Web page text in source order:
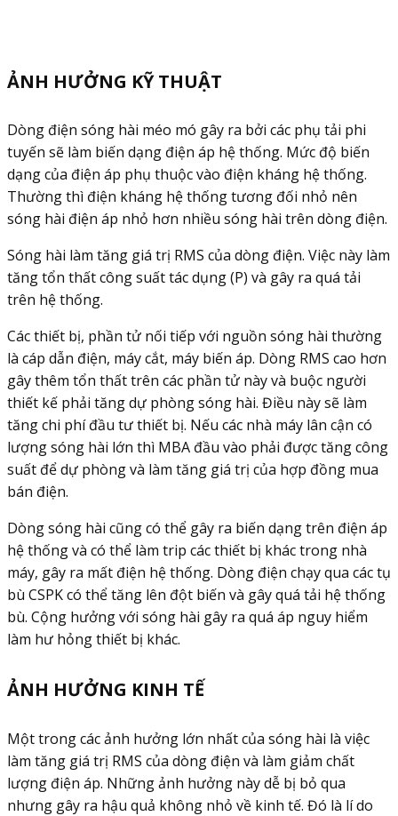
ẢNH HƯỞNG KỸ THUẬT
Dòng điện sóng hài méo mó gây ra bởi các phụ tải phi
tuyến sẽ làm biến dạng điện áp hệ thống. Mức độ biến
dạng của điện áp phụ thuộc vào điện kháng hệ thống.
Thường thì điện kháng hệ thống tương đối nhỏ nên
sóng hài điện áp nhỏ hơn nhiều sóng hài trên dòng điện.
Sóng hài làm tăng giá trị RMS của dòng điện. Việc này làm
tăng tổn thất công suất tác dụng (P) và gây ra quá tải
trên hệ thống.
Các thiết bị, phần tử nối tiếp với nguồn sóng hài thường
là cáp dẫn điện, máy cắt, máy biến áp. Dòng RMS cao hơn
gây thêm tổn thất trên các phần tử này và buộc người
thiết kế phải tăng dự phòng sóng hài. Điều này sẽ làm
tăng chi phí đầu tư thiết bị. Nếu các nhà máy lân cận có
lượng sóng hài lớn thì MBA đầu vào phải được tăng công
suất để dự phòng và làm tăng giá trị của hợp đồng mua
bán điện.
Dòng sóng hài cũng có thể gây ra biến dạng trên điện áp
hệ thống và có thể làm trip các thiết bị khác trong nhà
máy, gây ra mất điện hệ thống. Dòng điện chạy qua các tụ
bù CSPK có thể tăng lên đột biến và gây quá tải hệ thống
bù. Cộng hưởng với sóng hài gây ra quá áp nguy hiểm
làm hư hỏng thiết bị khác.
ẢNH HƯỞNG KINH TẾ
Một trong các ảnh hưởng lớn nhất của sóng hài là việc
làm tăng giá trị RMS của dòng điện và làm giảm chất
lượng điện áp. Những ảnh hưởng này dễ bị bỏ qua
nhưng gây ra hậu quả không nhỏ về kinh tế. Đó là lí do